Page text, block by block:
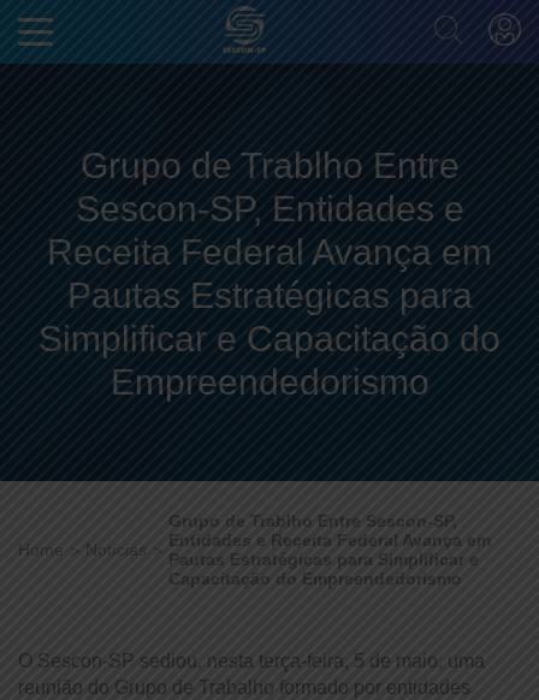
Grupo de Trablho Entre
Sescon-SP, Entidades e
Receita Federal Avança em
Pautas Estratégicas para
Simplificar e Capacitação do
Empreendedorismo
Home Notícias
Grupo de Trablho Entre Sescon-SP,
Entidades e Receita Federal Avança em
Pautas Estratégicas para Simplificar e
Capacitação do Empreendedorismo
O Sescon-SP sediou, nesta terça-feira, 5 de maio, uma
reunião do Grupo de Trabalho formado por entidades